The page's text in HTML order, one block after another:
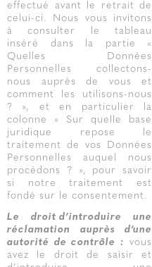
effectué avant le retrait de
celui-ci. Nous vous invitons
à consulter le tableau
inséré dans la partie «
Quelles Données
Personnelles collectons-
nous auprès de vous et
comment les utilisons-nous
? », et en particulier la
colonne « Sur quelle base
juridique repose le
traitement de vos Données
Personnelles auquel nous
procédons ? », pour savoir
si notre traitement est
fondé sur le consentement.
Le droit d’introduire une
réclamation auprès d’une
autorité de contrôle : vous
avez le droit de saisir et